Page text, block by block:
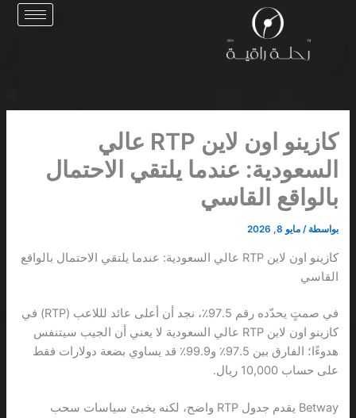
كازينو اون لاين RTP عالي
السعودية: عندما يلتقي الاحتمال
بالواقع القاسي
بواسطة /مايو 8, 2026
كازينو اون لاين RTP عالي السعودية: عندما يلتقي الاحتمال بالواقع
القاسي
في صمتٍ يحدّده رقم 97.5٪، نجد أن أعلى عائد لللاعب (RTP) في
كازينو اون لاين RTP عالي السعودية لا يعني أن الجيب سيتنفس
هدوءًا؛ الفارق بين 97.5٪ و99.9٪ قد يساوي بضعة دولارات فقط
على حساب 10,000 ريال.
Betway يقدم جدول RTP واضح، لكنه يخبئ سياسات سحب